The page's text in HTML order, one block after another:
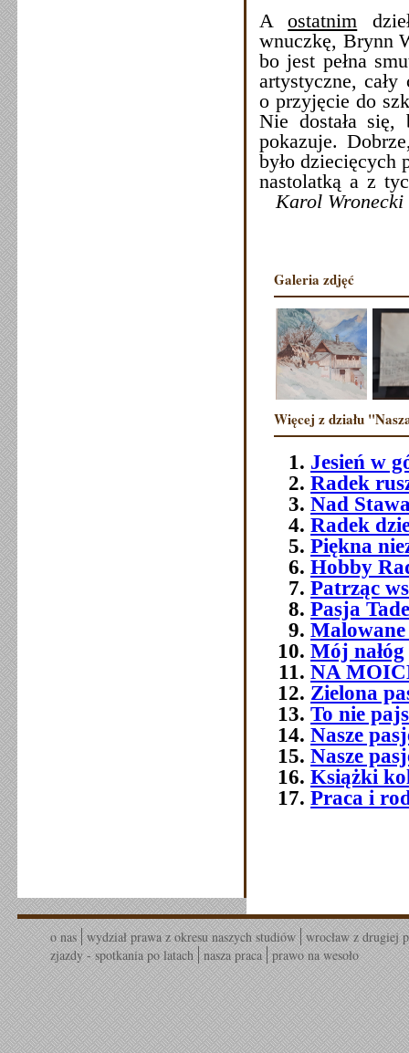
Aostatnim
wnuczkę, Brynn
bo jest pełna
artystyczne, cały
o przyjęcie do
Nie dostała
pokazuje.
było dziecięcych
nastolatką a z
Karol Wronecki
Galeria zdjęć
Więcej z działu
Jesień w
Radek
Nad
Radek
Piękna
Hobby
Patrząc
Pasja
Mój nałóg
NA
Zielona
To nie
Nasze
Nasze
Książki
Praca i
o nas wydział prawa z okresu naszych studiów wrocław z drugiej
zjazdy - spotkania po latach nasza praca prawo na wesoło